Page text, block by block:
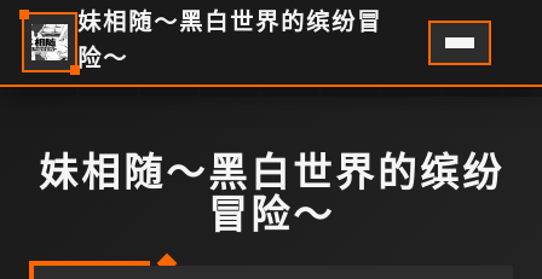
妹相随～黑白世界的缤纷冒
险～
妹相随～黑白世界的缤纷
冒险～